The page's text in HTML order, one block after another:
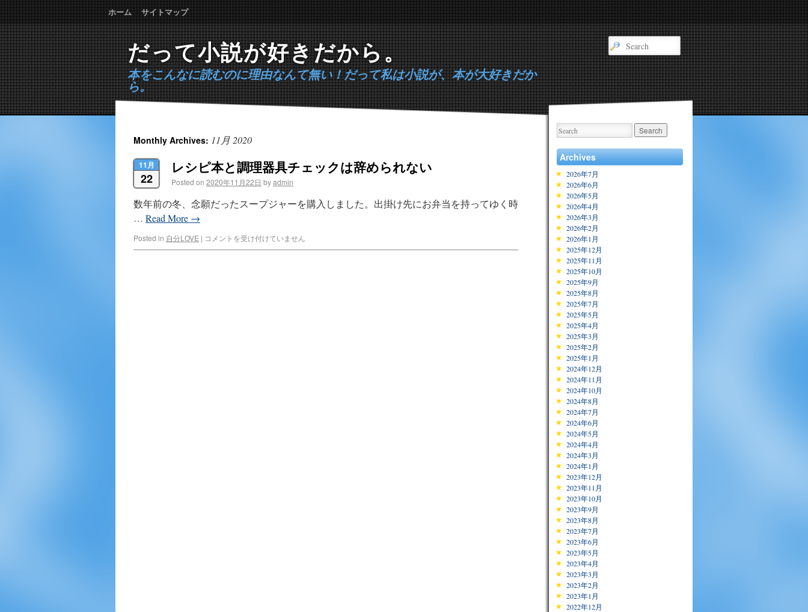
ホーム サイトマップ
だって小説が好きだから。
本をこんなに読むのに理由なんて無い！だって私は小説が、本が大好きだか
ら。
Monthly Archives: 11月 2020
11月
22
レシピ本と調理器具チェックは辞められない
Posted on 2020年11月22日 byadmin
数年前の冬、念願だったスープジャーを購入しました。出掛け先にお弁当を持ってゆく時
… Read More →
Posted in 自分LOVE | コメントを受け付けていません
Archives
2026年7月
2026年6月
2026年5月
2026年4月
2026年3月
2026年2月
2026年1月
2025年12月
2025年11月
2025年10月
2025年9月
2025年8月
2025年7月
2025年5月
2025年4月
2025年3月
2025年2月
2025年1月
2024年12月
2024年11月
2024年10月
2024年8月
2024年7月
2024年6月
2024年5月
2024年4月
2024年3月
2024年1月
2023年12月
2023年11月
2023年10月
2023年9月
2023年8月
2023年7月
2023年6月
2023年5月
2023年4月
2023年3月
2023年2月
2023年1月
2022年12月